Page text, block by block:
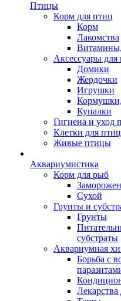
Птицы
Корм для птиц
Корм
Лакомства
Аксессуары
Домики
Жердочки
Игрушки
Купалки
Гигиена и уход
Клетки для птиц
Живые птицы
Аквариумистика
Корм для рыб
Сухой
Грунты и
Грунты
субстраты
Аквариумная
Борьба с